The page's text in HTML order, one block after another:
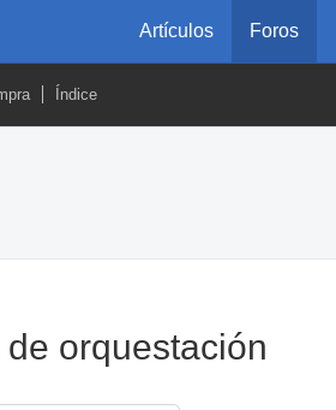
Artículos Foros
Índice
orquestación